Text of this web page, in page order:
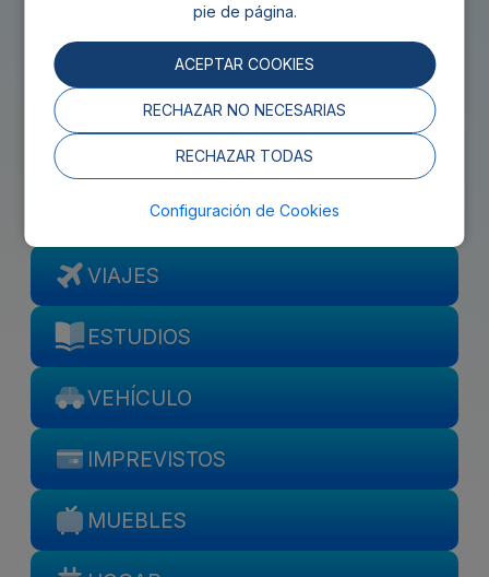
pie de página.
ACEPTAR COOKIES
RECHAZAR NO NECESARIAS
RECHAZAR TODAS
Configuración de Cookies
EVENTOS
EMPRESA
HIPOTECA
VIAJES
ESTUDIOS
VEHÍCULO
IMPREVISTOS
MUEBLES